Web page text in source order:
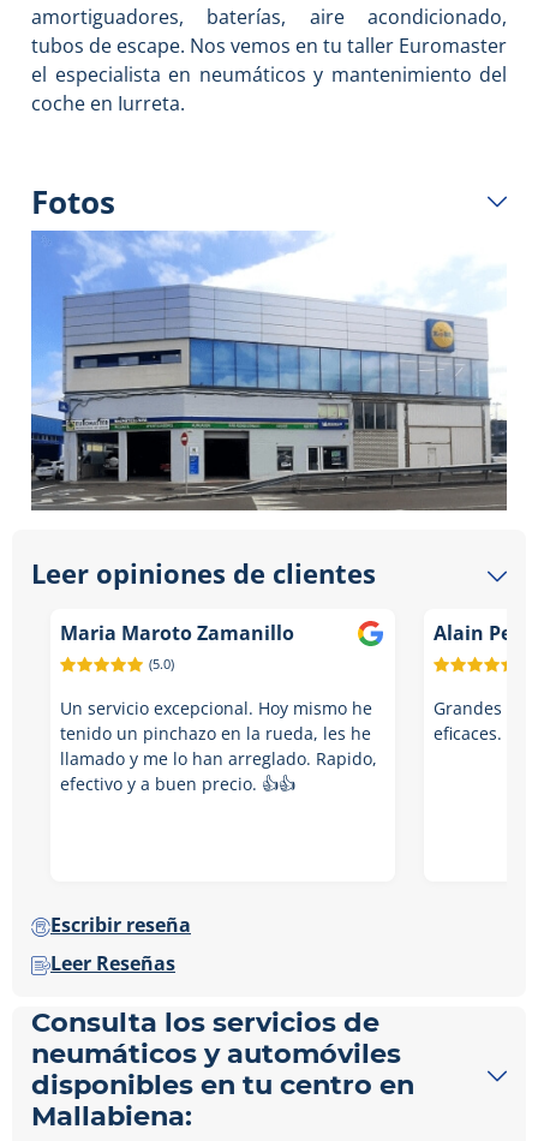
amortiguadores, baterías, aire acondicionado,
tubos de escape. Nos vemos en tu taller Euromaster
el especialista en neumáticos y mantenimiento del
coche en Iurreta.
Fotos
Leer opiniones de clientes
Maria Maroto Zamanillo
(5.0)
Un servicio excepcional. Hoy mismo he
tenido un pinchazo en la rueda, les he
llamado y me lo han arreglado. Rapido,
efectivo y a buen precio. 👍👍
Alain Peña
Grandes
eficaces.
Escribir reseña
Leer Reseñas
Consulta los servicios de
neumáticos y automóviles
disponibles en tu centro en
Mallabiena: